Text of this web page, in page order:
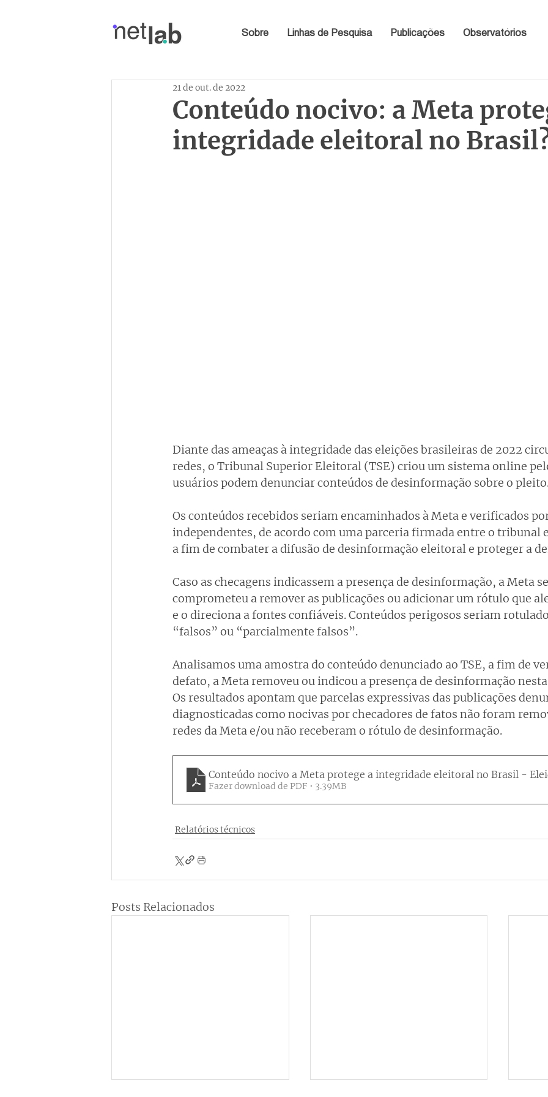
Sobre Linhas de Pesquisa Publicações Observatórios
Conteúdo nocivo: a Meta
integridade eleitoral no
21 de out. de 2022
Diante das ameaças à integridade das eleições brasileiras de 2022
redes, o Tribunal Superior Eleitoral (TSE) criou um sistema online
usuários podem denunciar conteúdos de desinformação sobre o
Os conteúdos recebidos seriam encaminhados à Meta e verificados
independentes, de acordo com uma parceria firmada entre o tribunal
a fim de combater a difusão de desinformação eleitoral e proteger a
Caso as checagens indicassem a presença de desinformação, a Meta se
comprometeu a remover as publicações ou adicionar um rótulo que
e o direciona a fontes confiáveis. Conteúdos perigosos seriam
“falsos” ou “parcialmente falsos”.
Analisamos uma amostra do conteúdo denunciado ao TSE, a fim de
defato, a Meta removeu ou indicou a presença de desinformação
Os resultados apontam que parcelas expressivas das publicações
diagnosticadas como nocivas por checadores de fatos não foram
redes da Meta e/ou não receberam o rótulo de desinformação.
Conteúdo nocivo a Meta protege a integridade eleitoral no Brasil -
Fazer download de PDF • 3.39MB
Relatórios técnicos
Posts Relacionados